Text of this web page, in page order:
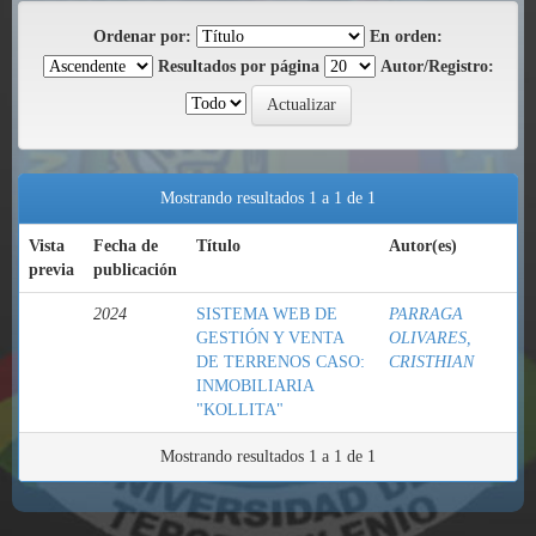
Ordenar por:
En orden:
Resultados por página
Autor/Registro:
Mostrando resultados 1 a 1 de 1
Vista
previa
Fecha de
publicación
Título Autor(es)
2024
SISTEMA WEB DE
GESTIÓN Y VENTA
DE TERRENOS CASO:
INMOBILIARIA
"KOLLITA"
PARRAGA
OLIVARES,
CRISTHIAN
Mostrando resultados 1 a 1 de 1